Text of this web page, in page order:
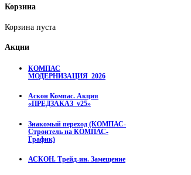
Корзина
Корзина пуста
Акции
КОМПАС
МОДЕРНИЗАЦИЯ_2026
Аскон Компас. Акция
«ПРЕДЗАКАЗ_v25»
Знакомый переход (КОМПАС-
Строитель на КОМПАС-
График)
АСКОН. Трейд-ин. Замещение